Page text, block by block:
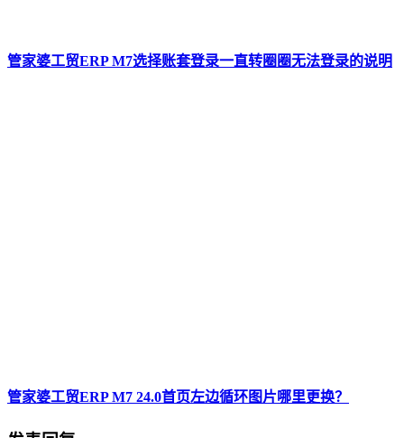
管家婆工贸ERP M7选择账套登录一直转圈圈无法登录的说明
管家婆工贸ERP M7 24.0首页左边循环图片哪里更换？